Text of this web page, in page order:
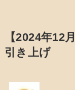
【2024年12
引き上げ